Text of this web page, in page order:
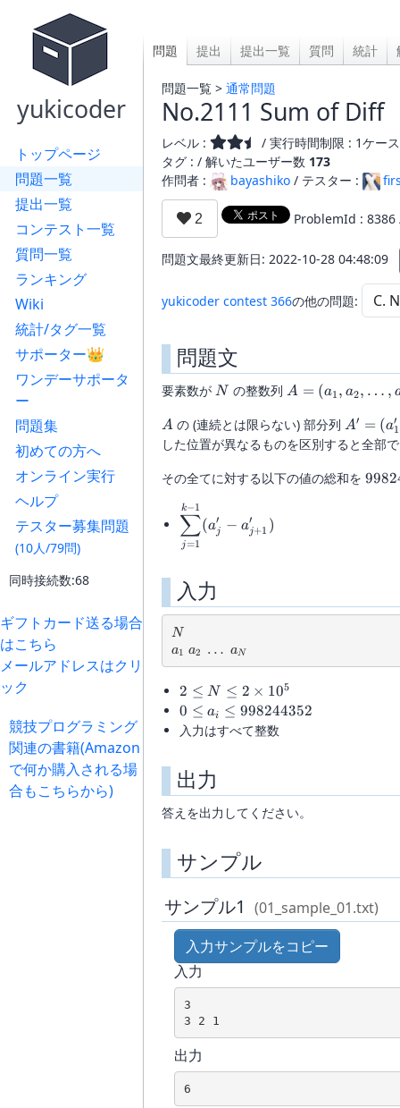
yukicoder
トップページ
問題一覧
提出一覧
コンテスト一覧
質問一覧
ランキング
Wiki
統計/タグ一覧
サポーター👑
ワンデーサポータ
ー
問題集
初めての方へ
オンライン実行
ヘルプ
テスター募集問題
(10人/79問)
同時接続数:68
ギフトカード送る場合
はこちら
メールアドレスはクリ
ック
競技プログラミング
関連の書籍(Amazon
で何か購入される場
合もこちらから)
問題 提出 提出一覧 質問 統計
問題一覧 > 通常問題
No.2111 Sum of Diff
レベル :
/ 実行時間制限 : 1ケー
タグ : / 解いたユーザー数 173
作問者 :
bayashiko / テスター :
ProblemId :
問題文最終更新日: 2022-10-28 04:48:09
yukicoder contest 366の他の問題:
問題文
要素数が N
N の整数列 A=
A = (a1 , a2, … ,
A
A の (連続とは限らない) 部分列 A'=
A′ = (a1
′
した位置が異なるものを区別すると全部
その全てに対する以下の値の総和を
\displaystyle
\sum_{j=1}^{k-
1} (a'_j-
j=1
∑
k−1
(aj
′ − aj+1
′ )
入力
N
N
a_1\ a_2\ \ldots\ a_N
a1 a2 … aN
2\le
N\le
2×10^5
2 ≤ N ≤ 2 × 105
0\le a_i\le
998244352
0 ≤ ai ≤ 998244352
入力はすべて整数
出力
答えを出力してください。
サンプル
サンプル1
(01_sample_01.txt)
入力サンプルをコピー
入力
3
3 2 1
出力
6